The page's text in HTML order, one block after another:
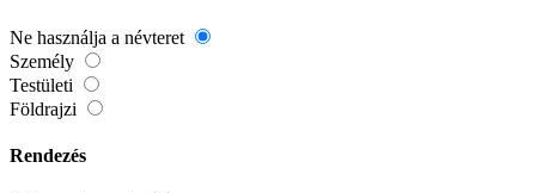
Ne használja a névteret
Személy
Testületi
Földrajzi
Rendezés